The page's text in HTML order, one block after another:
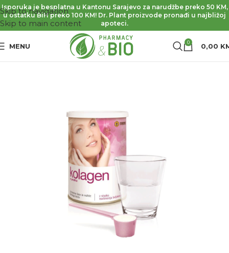
Skip to navigation
Skip to main content
Isporuka je besplatna u Kantonu Sarajevo za narudžbe preko 50 KM,
u ostatku BiH preko 100 KM! Dr. Plant proizvode pronađi u najbližoj
apoteci.
MENU 0 0,00